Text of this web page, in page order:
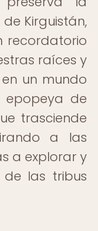
Kirguistán,
recordatorio
raíces y
un mundo
epopeya de
trasciende
a las
a explorar y
las tribus